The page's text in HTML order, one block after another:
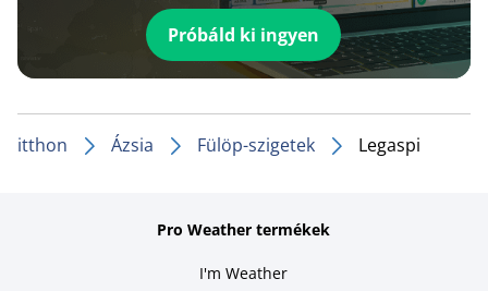
Próbáld ki ingyen
itthon Ázsia Fülöp-szigetek Legaspi
Pro Weather termékek
I'm Weather